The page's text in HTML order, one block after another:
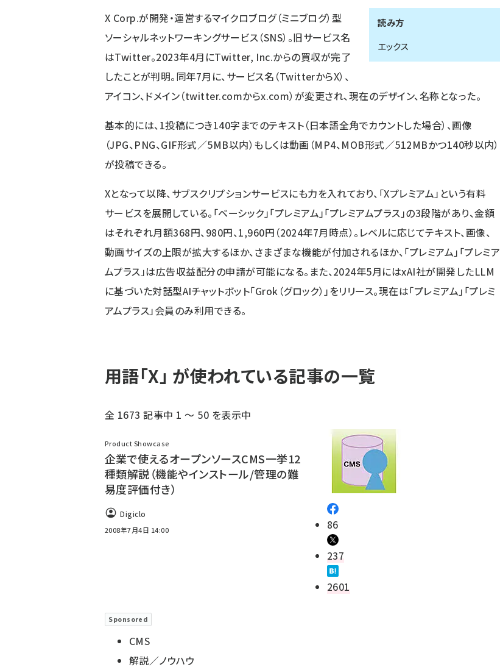
読み方
エックス
X Corp.が開発・運営するマイクロブログ（ミニブログ）型
ソーシャルネットワーキングサービス（SNS）。旧サービス名
はTwitter。2023年4月にTwitter, Inc.からの買収が完了
したことが判明。同年7月に、サービス名（TwitterからX）、
アイコン、ドメイン（twitter.comからx.com）が変更され、現在のデザイン、名称となった。
基本的には、1投稿につき140字までのテキスト（日本語全角でカウントした場合）、画像
（JPG、PNG、GIF形式／5MB以内）もしくは動画（MP4、MOB形式／512MBかつ140秒以内）
が投稿できる。
Xとなって以降、サブスクリプションサービスにも力を入れており、「Xプレミアム」という有料
サービスを展開している。「ベーシック」「プレミアム」「プレミアムプラス」の3段階があり、金額
はそれぞれ月額368円、980円、1,960円（2024年7月時点）。レベルに応じてテキスト、画像、
動画サイズの上限が拡大するほか、さまざまな機能が付加されるほか、「プレミアム」「プレミア
ムプラス」は広告収益配分の申請が可能になる。また、2024年5月にはxAI社が開発したLLM
に基づいた対話型AIチャットボット「Grok（グロック）」をリリース。現在は「プレミアム」「プレミ
アムプラス」会員のみ利用できる。
用語「X」 が使われている記事の一覧
全 1673 記事中 1 ～ 50 を表示中
Product Showcase
企業で使えるオープンソースCMS一挙12
種類解説（機能やインストール/管理の難
易度評価付き）
Digiclo
2008年7月4日 14:00 86
237
2601
Sponsored
CMS
解説／ノウハウ